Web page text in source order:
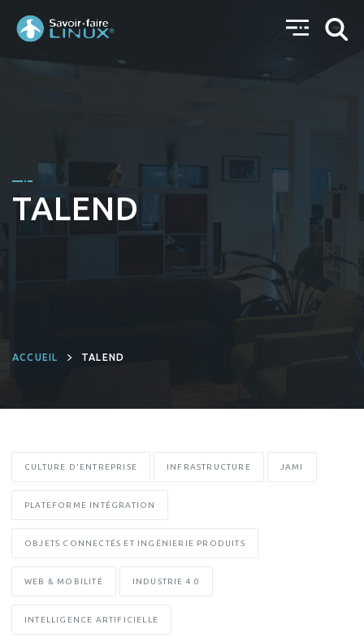
TALEND
ACCUEIL TALEND
CULTURE D'ENTREPRISE INFRASTRUCTURE JAMI
PLATEFORME INTÉGRATION
OBJETS CONNECTÉS ET INGÉNIERIE PRODUITS
WEB & MOBILITÉ INDUSTRIE 4.0
INTELLIGENCE ARTIFICIELLE